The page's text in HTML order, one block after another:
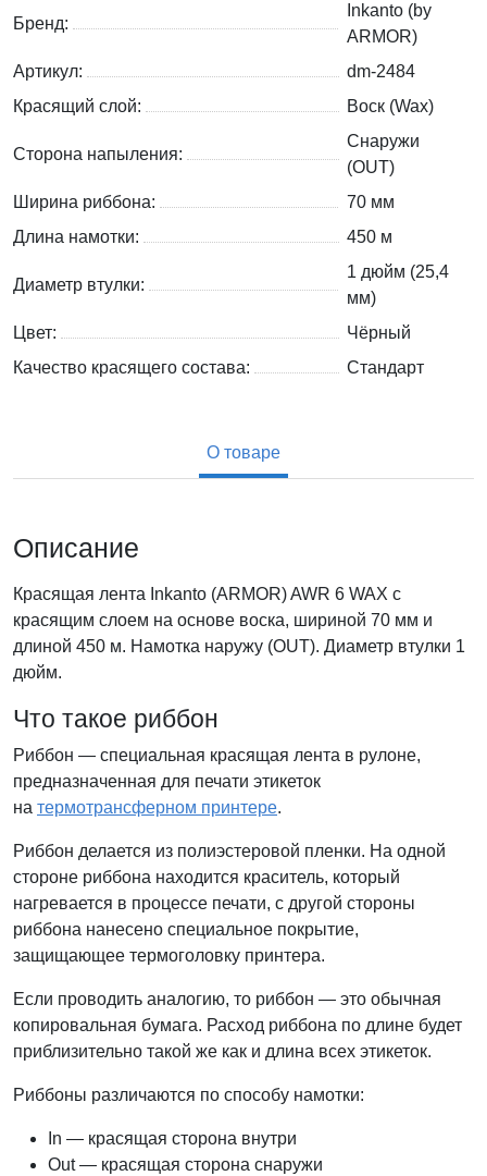
Бренд:
Inkanto (by
ARMOR)
Артикул:
dm-2484
Красящий слой:
Воск (Wax)
Сторона напыления:
Снаружи
(OUT)
Ширина риббона:
70 мм
Длина намотки:
450 м
Диаметр втулки:
1 дюйм (25,4
мм)
Цвет:
Чёрный
Качество красящего состава:
Стандарт
О товаре
Описание
Красящая лента Inkanto (ARMOR) AWR 6 WAX с
красящим слоем на основе воска, шириной 70 мм и
длиной 450 м. Намотка наружу (OUT). Диаметр втулки 1
дюйм.
Что такое риббон
Риббон — специальная красящая лента в рулоне,
предназначенная для печати этикеток
на термотрансферном принтере.
Риббон делается из полиэстеровой пленки. На одной
стороне риббона находится краситель, который
нагревается в процессе печати, с другой стороны
риббона нанесено специальное покрытие,
защищающее термоголовку принтера.
Если проводить аналогию, то риббон — это обычная
копировальная бумага. Расход риббона по длине будет
приблизительно такой же как и длина всех этикеток.
Риббоны различаются по способу намотки:
In — красящая сторона внутри
Out — красящая сторона снаружи